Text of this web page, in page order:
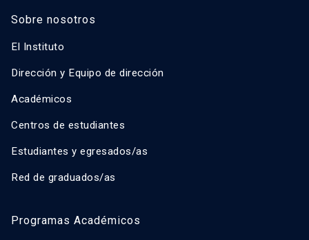
Sobre nosotros
El Instituto
Dirección y Equipo de dirección
Académicos
Centros de estudiantes
Estudiantes y egresados/as
Red de graduados/as
Programas Académicos